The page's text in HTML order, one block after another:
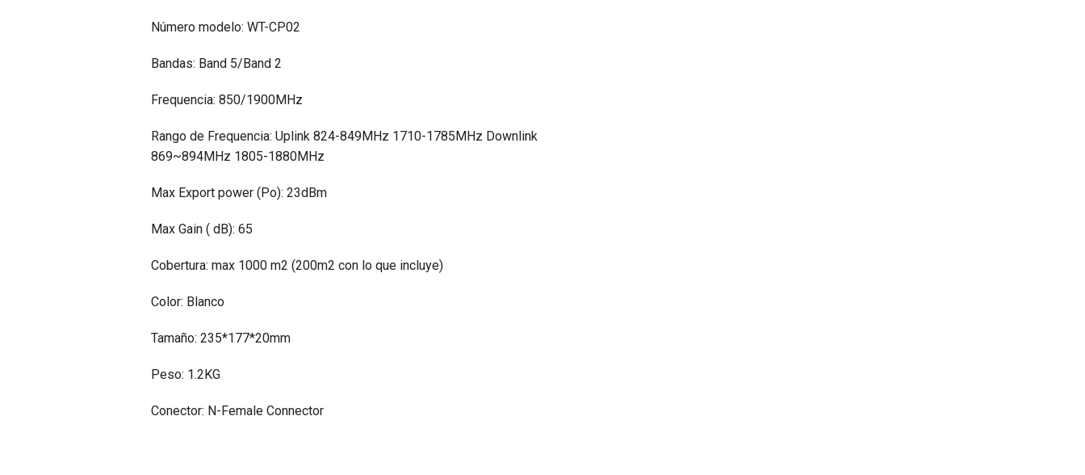
Número modelo: WT-CP02
Bandas: Band 5/Band 2
Frequencia: 850/1900MHz
Rango de Frequencia: Uplink 824-849MHz 1710-1785MHz Downlink
869~894MHz 1805-1880MHz
Max Export power (Po): 23dBm
Max Gain ( dB): 65
Cobertura: max 1000 m2 (200m2 con lo que incluye)
Color: Blanco
Tamaño: 235*177*20mm
Peso: 1.2KG
Conector: N-Female Connector